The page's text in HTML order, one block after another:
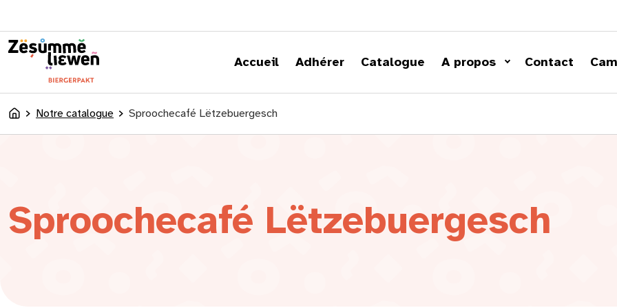
Accueil Adhérer Catalogue A propos Contact
AccueilNotre catalogue Sproochecafé Lëtzebuergesch
Sproochecafé Lëtzebuergesch